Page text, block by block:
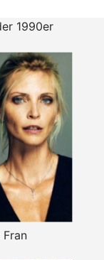
1990er
Fran